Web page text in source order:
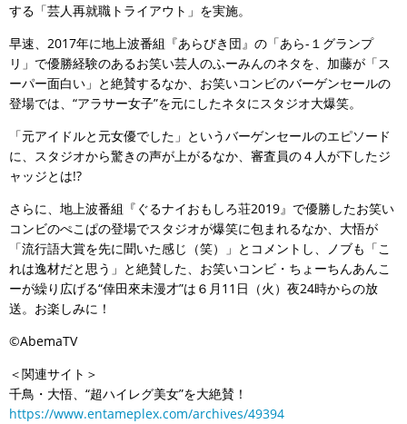
する「芸人再就職トライアウト」を実施。
早速、2017年に地上波番組『あらびき団』の「あら-１グランプ
リ」で優勝経験のあるお笑い芸人のふーみんのネタを、加藤が「ス
ーパー面白い」と絶賛するなか、お笑いコンビのバーゲンセールの
登場では、“アラサー女子”を元にしたネタにスタジオ大爆笑。
「元アイドルと元女優でした」というバーゲンセールのエピソード
に、スタジオから驚きの声が上がるなか、審査員の４人が下したジ
ャッジとは!?
さらに、地上波番組『ぐるナイおもしろ荘2019』で優勝したお笑い
コンビのぺこぱの登場でスタジオが爆笑に包まれるなか、大悟が
「流行語大賞を先に聞いた感じ（笑）」とコメントし、ノブも「こ
れは逸材だと思う」と絶賛した、お笑いコンビ・ちょーちんあんこ
ーが繰り広げる“倖田來未漫才”は６月11日（火）夜24時からの放
送。お楽しみに！
©AbemaTV
＜関連サイト＞
千鳥・大悟、“超ハイレグ美女”を大絶賛！
https://www.entameplex.com/archives/49394